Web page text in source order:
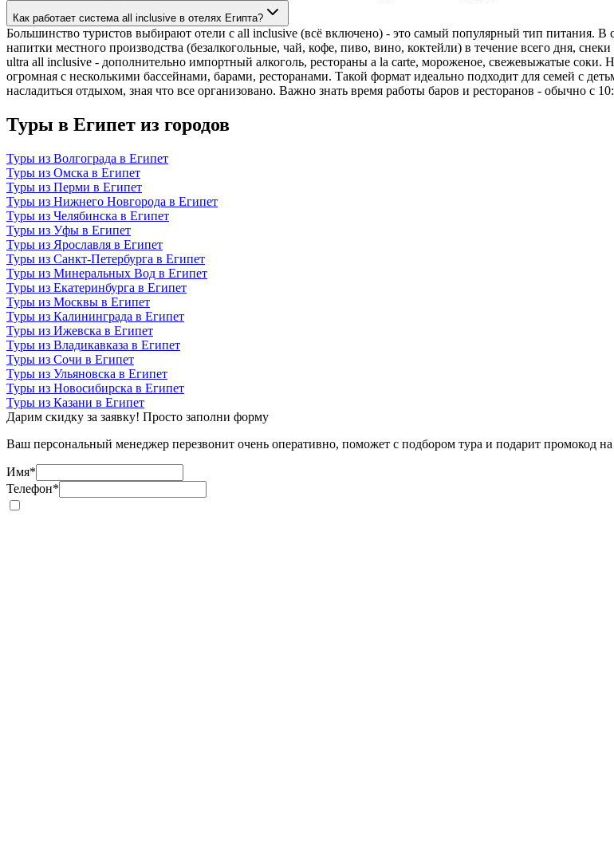
Как работает система all inclusive в отелях Египта?
Большинство туристов выбирают отели с all inclusive (всё включено) - это самый популярный тип питания. В
напитки местного производства (безалкогольные, чай, кофе, пиво, вино, коктейли) в течение всего дня,
ultra all inclusive - дополнительно импортный алкоголь, рестораны a la carte, мороженое, свежевыжатые соки.
огромная с несколькими бассейнами, барами, ресторанами. Такой формат идеально подходит для семей с
насладиться отдыхом, зная что все организовано. Важно знать время работы баров и ресторанов - обычно с
Туры в Египет из городов
Туры из Волгограда в Египет
Туры из Омска в Египет
Туры из Перми в Египет
Туры из Нижнего Новгорода в Египет
Туры из Челябинска в Египет
Туры из Уфы в Египет
Туры из Ярославля в Египет
Туры из Санкт-Петербурга в Египет
Туры из Минеральных Вод в Египет
Туры из Екатеринбурга в Египет
Туры из Москвы в Египет
Туры из Калининграда в Египет
Туры из Ижевска в Египет
Туры из Владикавказа в Египет
Туры из Сочи в Египет
Туры из Ульяновска в Египет
Туры из Новосибирска в Египет
Туры из Казани в Египет
Дарим скидку за заявку! Просто заполни форму
Ваш персональный менеджер перезвонит очень оперативно, поможет с подбором тура и подарит промокод на
Имя*
Телефон*